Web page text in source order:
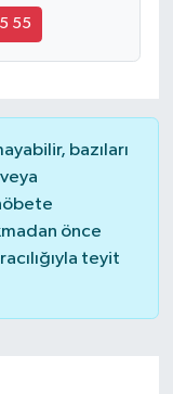
55
bazıları
önce
teyit